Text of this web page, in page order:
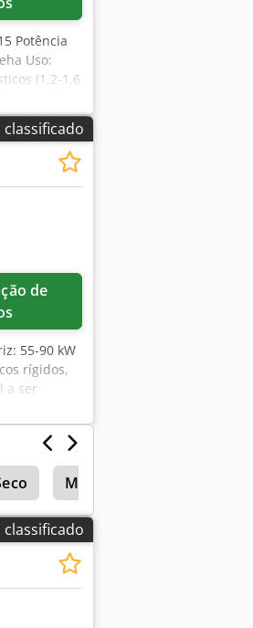
Potência
Uso:
(1,2-1,6
de 2,5
Solicitar mais imagens
55-90 kW
rígidos,
a ser
Motan